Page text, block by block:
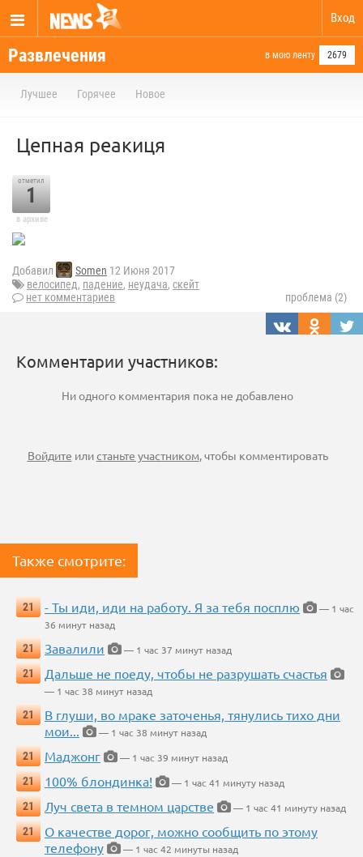
Вход
Развлечения в мою ленту 2679
Лучшее Горячее Новое
Цепная реакиця
отметил
1
в архиве
Добавил Somen 12 Июня 2017
велосипед, падение, неудача, скейт
нет комментариев
проблема (2)
Комментарии участников:
Ни одного комментария пока не добавлено
Войдите илистаньте участником, чтобы комментировать
Также смотрите:
21 - Ты иди, иди на работу. Я за тебя посплю
— 1 час
36 минут назад
21
Завалили
— 1 час 37 минут назад
21
Дальше не поеду, чтобы не разрушать счастья
— 1 час 38 минут назад
21
В глуши, во мраке заточенья, тянулись тихо дни
мои...
— 1 час 38 минут назад
21
Маджонг
— 1 час 39 минут назад
21
100% блондинка!
— 1 час 41 минуту назад
21
Луч света в темном царстве
— 1 час 41 минуту назад
21
О качестве дорог, можно сообщить по этому
телефону
— 1 час 42 минуты назад